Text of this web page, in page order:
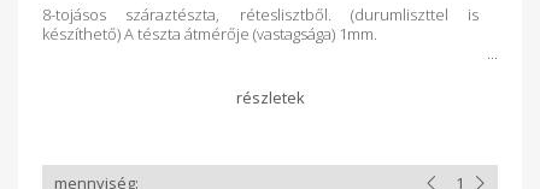
8-tojásos száraztészta, réteslisztből. (durumliszttel is
készíthető) A tészta átmérője (vastagsága) 1mm.